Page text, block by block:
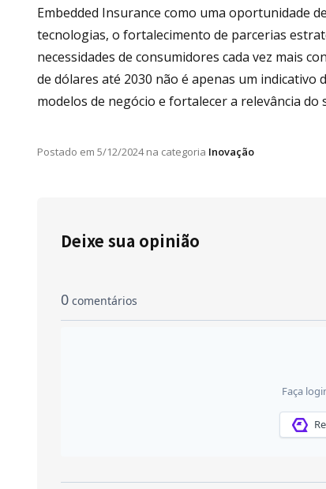
Embedded Insurance como uma oportunidade
tecnologias, o fortalecimento de parcerias
necessidades de consumidores cada vez mais
de dólares até 2030 não é apenas um
modelos de negócio e fortalecer a relevância do
Postado em 5/12/2024na categoria Inovação
Deixe sua opinião